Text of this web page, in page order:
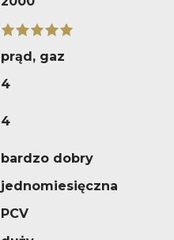
prąd, gaz
4
4
bardzo dobry
jednomiesięczna
PCV